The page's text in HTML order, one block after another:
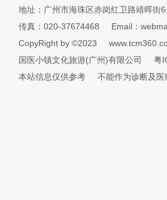
地址：广州市海珠区赤岗红卫路靖晖街
传真：020-37674468
Email：
CopyRight by ©2023
国医小镇文化旅游(广州)有限公司
粤
本站信息仅供参考
不能作为诊断及医